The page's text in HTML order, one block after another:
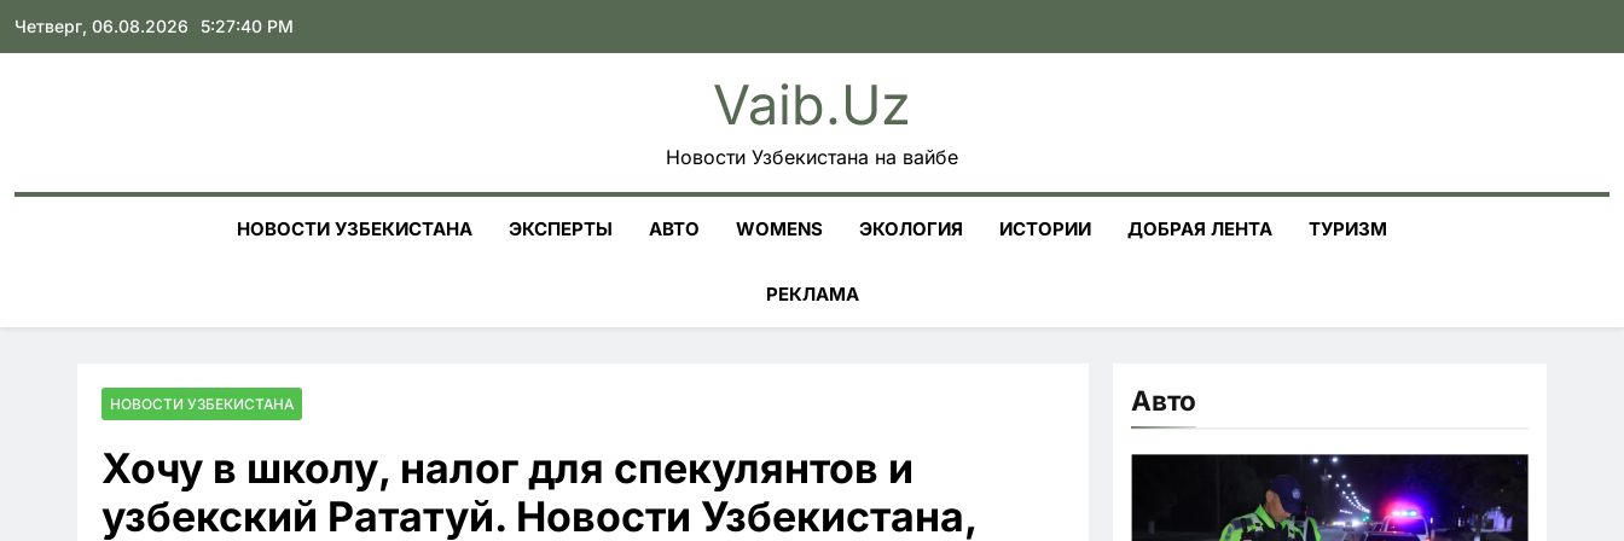
Skip
Четверг, 06.08.2026 5:27:42 PM
Vaib.uz
Новости Узбекистана на вайбе
НОВОСТИ УЗБЕКИСТАНА ЭКСПЕРТЫ АВТО WOMENS ЭКОЛОГИЯ ИСТОРИИ ДОБРАЯ ЛЕНТА ТУРИЗМ
РЕКЛАМА
НОВОСТИ УЗБЕКИСТАНА
Хочу в школу, налог для спекулянтов и
узбекский Рататуй. Новости Узбекистана,
Авто